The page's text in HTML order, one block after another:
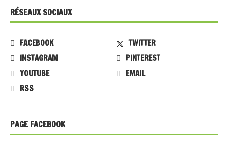
RÉSEAUX SOCIAUX
FACEBOOK
TWITTER
INSTAGRAM
PINTEREST
YOUTUBE
EMAIL
RSS
PAGE FACEBOOK